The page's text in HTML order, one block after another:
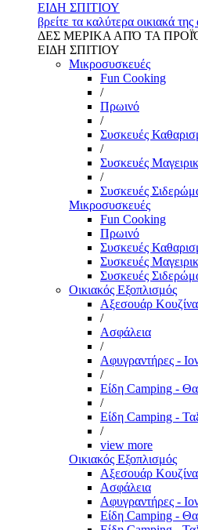
ΕΙΔΗ ΣΠΙΤΙΟΥ
βρείτε τα καλύτερα οικιακά
ΔΕΣ ΜΕΡΙΚΑ ΑΠΌ ΤΑ
ΕΙΔΗ ΣΠΙΤΙΟΥ
Μικροσυσκευές
Fun Cooking
/
Πρωινό
/
Συσκευές
/
Συσκευές
/
Συσκευές
Μικροσυσκευές
Fun Cooking
Πρωινό
Συσκευές
Συσκευές
Συσκευές
Οικιακός Εξοπλισμός
Αξεσουάρ
/
Ασφάλεια
/
Αφυγραντήρες -
/
Είδη Camping -
/
Είδη Camping -
/
view more
Οικιακός Εξοπλισμός
Αξεσουάρ
Ασφάλεια
Αφυγραντήρες -
Είδη Camping -